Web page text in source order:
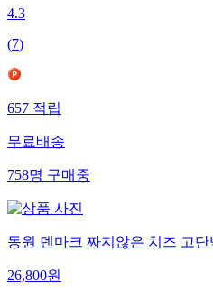
4.3
(7)
657 적립
무료배송
758명 구매중
동원 덴마크 짜지않은 치즈 고단
26,800원